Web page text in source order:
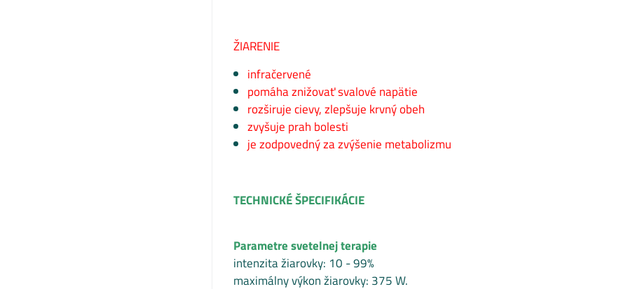
ŽIARENIE
infračervené
pomáha znižovať svalové napätie
rozširuje cievy, zlepšuje krvný obeh
zvyšuje prah bolesti
je zodpovedný za zvýšenie metabolizmu
TECHNICKÉ ŠPECIFIKÁCIE
Parametre svetelnej terapie
intenzita žiarovky: 10 - 99%
maximálny výkon žiarovky: 375 W.